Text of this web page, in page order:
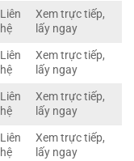
Liên
hệ
Xem trực tiếp,
lấy ngay
Liên
hệ
Xem trực tiếp,
lấy ngay
Liên
hệ
Xem trực tiếp,
lấy ngay
Liên
hệ
Xem trực tiếp,
lấy ngay